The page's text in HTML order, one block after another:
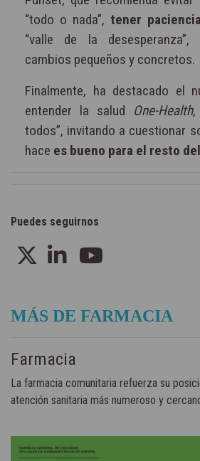
“todo o nada”, tener paciencia
“valle de la
cambios pequeños y concretos.
Finalmente, ha destacado el
entender la salud
One-Health,
todos”, invitando a cuestionar
hace es bueno para el resto
Puedes seguirnos
MÁS DE FARMACIA
Farmacia
La farmacia comunitaria refuerza su
atención sanitaria más numeroso y